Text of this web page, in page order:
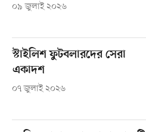
০৯ জুলাই ২০২৬
স্টাইলিশ ফুটবলারদের সেরা
একাদশ
০৭ জুলাই ২০২৬